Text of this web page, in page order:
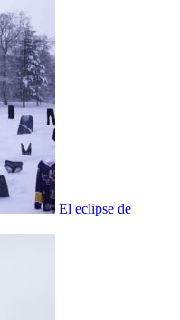
El eclipse de